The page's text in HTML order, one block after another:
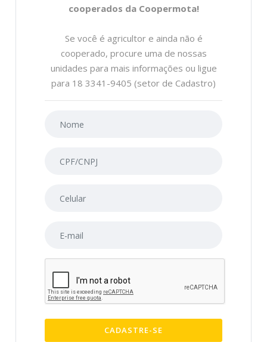
cooperados da Coopermota!
Se você é agricultor e ainda não é
cooperado, procure uma de nossas
unidades para mais informações ou ligue
para 18 3341-9405 (setor de Cadastro)
CADASTRE-SE